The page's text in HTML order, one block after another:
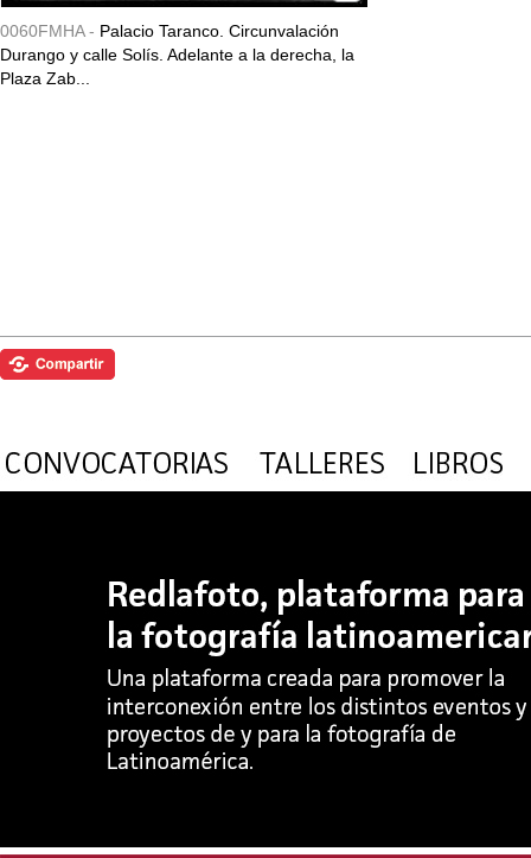
0060FMHA - Palacio Taranco. Circunvalación
Durango y calle Solís. Adelante a la derecha, la
Plaza Zab...